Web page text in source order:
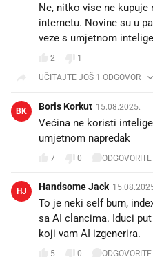
Ne, nitko vise ne
internetu. Novine su u
veze s umjetnom
2
1
UČITAJTE JOŠ 1 ODGOVOR
BK Boris Korkut 15.08.2025.
Većina ne koristi
umjetnom napredak
7 0 ODGOVORITE
HJ Handsome Jack
To je neki self burn,
sa AI clancima. Iduci
koji vam AI izgenerira.
5 0 ODGOVORITE